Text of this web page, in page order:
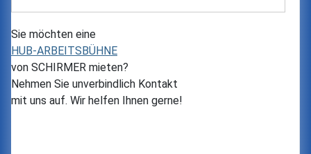
Sie möchten eine
HUB-ARBEITSBÜHNE
von SCHIRMER mieten?
Nehmen Sie unverbindlich Kontakt
mit uns auf. Wir helfen Ihnen gerne!